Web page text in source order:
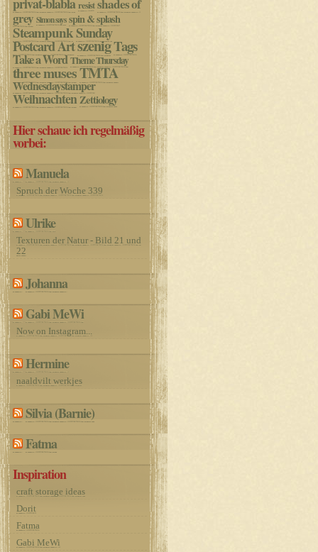
privat-blabla resist shades of
grey Simon says spin & splash
SteampunkSunday
Postcard ArtszenigTags
Take a Word Theme Thursday
three musesTMTA
Wednesdaystamper
Weihnachten Zettiology
Hier schaue ich regelmäßig
vorbei:
Manuela
Spruch der Woche 339
Ulrike
Texturen der Natur - Bild 21 und
22
Johanna
Gabi MeWi
Now on Instagram...
Hermine
naaldvilt werkjes
Silvia (Barnie)
Fatma
Inspiration
craft storage ideas
Dorit
Fatma
Gabi MeWi